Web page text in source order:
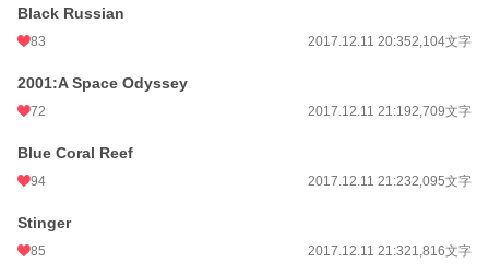
もちろん条件付きです。
★条件２ 出会っていても、泪に恋愛感情がないこと。
などです。
小説
恋愛
お気に入り
Black Russian
83 2017.12.11 20:352,104文字
2001:A Space Odyssey
72 2017.12.11 21:192,709文字
Blue Coral Reef
94 2017.12.11 21:232,095文字
Stinger
85 2017.12.11 21:321,816文字